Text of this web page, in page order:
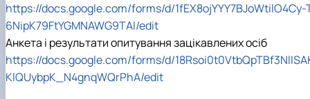
https://docs.google.com/forms/d/1fEX8ojYYY7BJoWtilO4Cy-
6NipK79FtYGMNAWG9TAI/edit
Анкета і результати опитування зацікавлених осіб
https://docs.google.com/forms/d/
KlQUybpK_N4gnqWQrPhA/edit